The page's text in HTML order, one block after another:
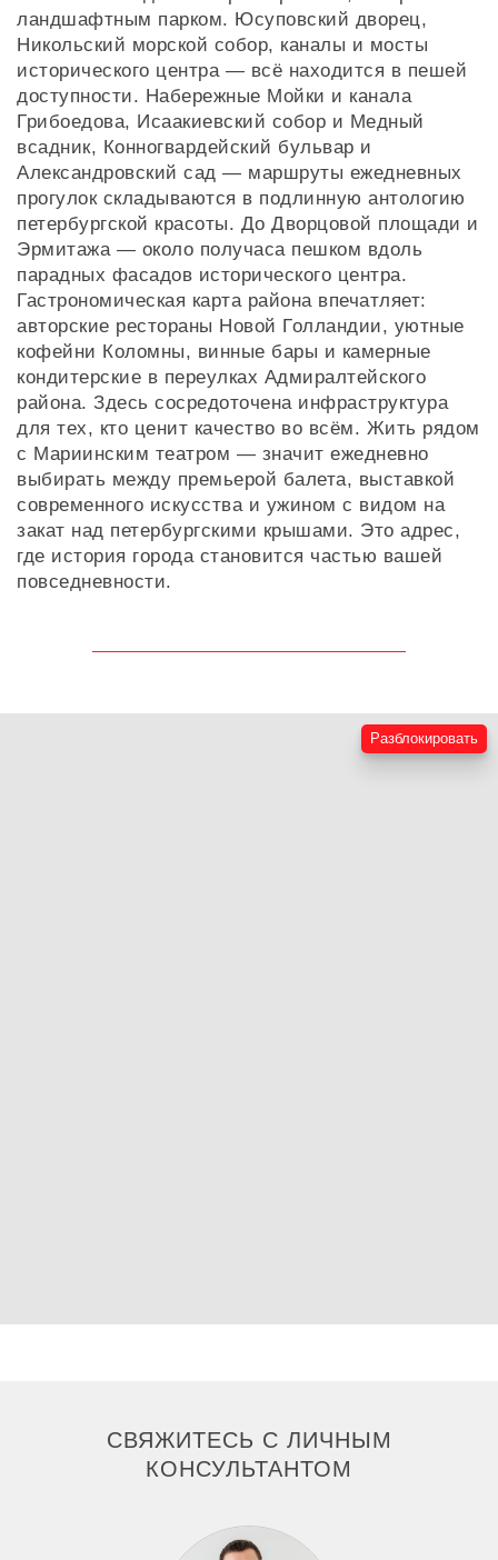
ландшафтным парком. Юсуповский дворец,
Никольский морской собор, каналы и мосты
исторического центра — всё находится в пешей
доступности. Набережные Мойки и канала
Грибоедова, Исаакиевский собор и Медный
всадник, Конногвардейский бульвар и
Александровский сад — маршруты ежедневных
прогулок складываются в подлинную антологию
петербургской красоты. До Дворцовой площади и
Эрмитажа — около получаса пешком вдоль
парадных фасадов исторического центра.
Гастрономическая карта района впечатляет:
авторские рестораны Новой Голландии, уютные
кофейни Коломны, винные бары и камерные
кондитерские в переулках Адмиралтейского
района. Здесь сосредоточена инфраструктура
для тех, кто ценит качество во всём. Жить рядом
с Мариинским театром — значит ежедневно
выбирать между премьерой балета, выставкой
современного искусства и ужином с видом на
закат над петербургскими крышами. Это адрес,
где история города становится частью вашей
повседневности.
Разблокировать
СВЯЖИТЕСЬ С ЛИЧНЫМ
КОНСУЛЬТАНТОМ